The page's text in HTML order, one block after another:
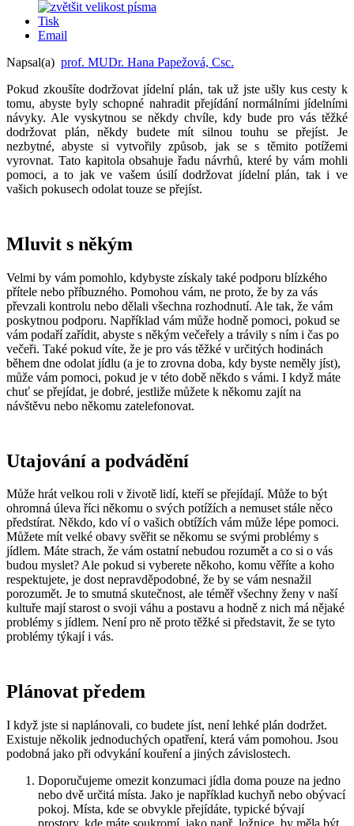
Tisk
Email
Napsal(a) prof. MUDr. Hana Papežová, Csc.
Pokud zkoušíte dodržovat jídelní plán, tak už jste ušly kus cesty k
tomu, abyste byly schopné nahradit přejídání normálními jídelními
návyky. Ale vyskytnou se někdy chvíle, kdy bude pro vás těžké
dodržovat plán, někdy budete mít silnou touhu se přejíst. Je
nezbytné, abyste si vytvořily způsob, jak se s těmito potížemi
vyrovnat. Tato kapitola obsahuje řadu návrhů, které by vám mohli
pomoci, a to jak ve vašem úsilí dodržovat jídelní plán, tak i ve
vašich pokusech odolat touze se přejíst.
Mluvit s někým
Velmi by vám pomohlo, kdybyste získaly také podporu blízkého
přítele nebo příbuzného. Pomohou vám, ne proto, že by za vás
převzali kontrolu nebo dělali všechna rozhodnutí. Ale tak, že vám
poskytnou podporu. Například vám může hodně pomoci, pokud se
vám podaří zařídit, abyste s někým večeřely a trávily s ním i čas po
večeři. Také pokud víte, že je pro vás těžké v určitých hodinách
během dne odolat jídlu (a je to zrovna doba, kdy byste neměly jíst),
může vám pomoci, pokud je v této době někdo s vámi. I když máte
chuť se přejídat, je dobré, jestliže můžete k někomu zajít na
návštěvu nebo někomu zatelefonovat.
Utajování a podvádění
Může hrát velkou roli v životě lidí, kteří se přejídají. Může to být
ohromná úleva říci někomu o svých potížích a nemuset stále něco
předstírat. Někdo, kdo ví o vašich obtížích vám může lépe pomoci.
Můžete mít velké obavy svěřit se někomu se svými problémy s
jídlem. Máte strach, že vám ostatní nebudou rozumět a co si o vás
budou myslet? Ale pokud si vyberete někoho, komu věříte a koho
respektujete, je dost nepravděpodobné, že by se vám nesnažil
porozumět. Je to smutná skutečnost, ale téměř všechny ženy v naší
kultuře mají starost o svoji váhu a postavu a hodně z nich má nějaké
problémy s jídlem. Není pro ně proto těžké si představit, že se tyto
problémy týkají i vás.
Plánovat předem
I když jste si naplánovali, co budete jíst, není lehké plán dodržet.
Existuje několik jednoduchých opatření, která vám pomohou. Jsou
podobná jako při odvykání kouření a jiných závislostech.
Doporučujeme omezit konzumaci jídla doma pouze na jedno
nebo dvě určitá místa. Jako je například kuchyň nebo obývací
pokoj. Místa, kde se obvykle přejídáte, typické bývají